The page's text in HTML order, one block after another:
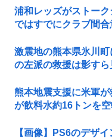
浦和レッズがストー
ではすでにクラブ間合
激震地の熊本県氷川
の左派の救援は影す
熊本地震支援に米軍
が飲料水約16トンを空
【画像】PS6のデザ